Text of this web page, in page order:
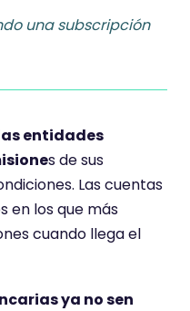
una subscripción
entidades
s de sus
Las cuentas
en los que más
cuando llega el
ya no sen